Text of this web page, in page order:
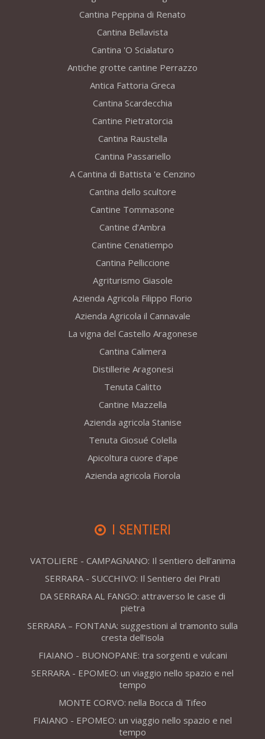
Cantina Peppina di Renato
Cantina Bellavista
Cantina 'O Scialaturo
Antiche grotte cantine Perrazzo
Antica Fattoria Greca
Cantina Scardecchia
Cantine Pietratorcia
Cantina Raustella
Cantina Passariello
A Cantina di Battista 'e Cenzino
Cantina dello scultore
Cantine Tommasone
Cantine d’Ambra
Cantine Cenatiempo
Cantina Pelliccione
Agriturismo Giasole
Azienda Agricola Filippo Florio
Azienda Agricola il Cannavale
La vigna del Castello Aragonese
Cantina Calimera
Distillerie Aragonesi
Tenuta Calitto
Cantine Mazzella
Azienda agricola Stanise
Tenuta Giosué Colella
Apicoltura cuore d'ape
Azienda agricola Fiorola
I SENTIERI
VATOLIERE - CAMPAGNANO: Il sentiero dell’anima
SERRARA - SUCCHIVO: Il Sentiero dei Pirati
DA SERRARA AL FANGO: attraverso le case di
pietra
SERRARA – FONTANA: suggestioni al tramonto sulla
cresta dell’isola
FIAIANO - BUONOPANE: tra sorgenti e vulcani
SERRARA - EPOMEO: un viaggio nello spazio e nel
tempo
MONTE CORVO: nella Bocca di Tifeo
FIAIANO - EPOMEO: un viaggio nello spazio e nel
tempo